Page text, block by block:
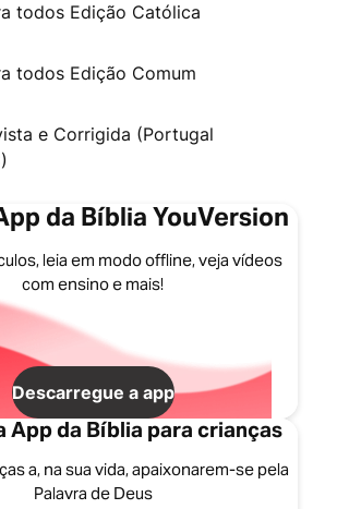
todos Edição Católica
todos Edição Comum
e Corrigida (Portugal
da Bíblia YouVersion
leia em modo offline, veja vídeos
com ensino e mais!
Descarregue a app
App da Bíblia para crianças
a, na sua vida, apaixonarem-se pela
Palavra de Deus